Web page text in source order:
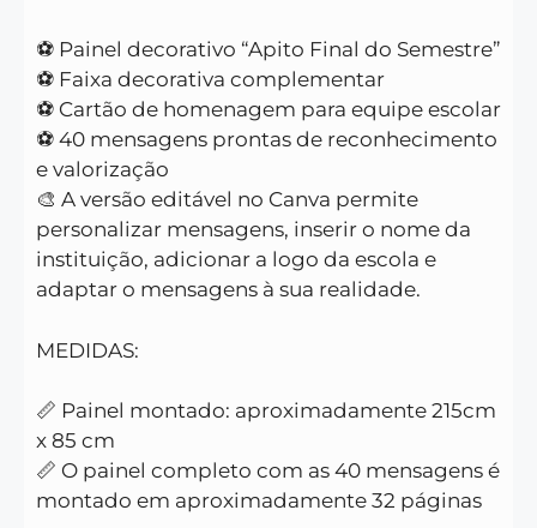
⚽ Painel decorativo “Apito Final do Semestre”
⚽ Faixa decorativa complementar
⚽ Cartão de homenagem para equipe escolar
⚽ 40 mensagens prontas de reconhecimento
e valorização
🎨 A versão editável no Canva permite
personalizar mensagens, inserir o nome da
instituição, adicionar a logo da escola e
adaptar o mensagens à sua realidade.
MEDIDAS:
📏 Painel montado: aproximadamente 215cm
x 85 cm
📏 O painel completo com as 40 mensagens é
montado em aproximadamente 32 páginas